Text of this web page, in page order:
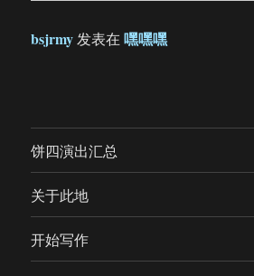
bsjrmy发表在嘿嘿嘿
饼四演出汇总
关于此地
开始写作